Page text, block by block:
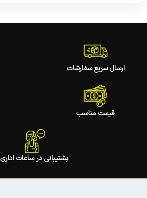
ارسال سریع سفارشات
قیمت مناسب
پشتیبانی در ساعات اداری